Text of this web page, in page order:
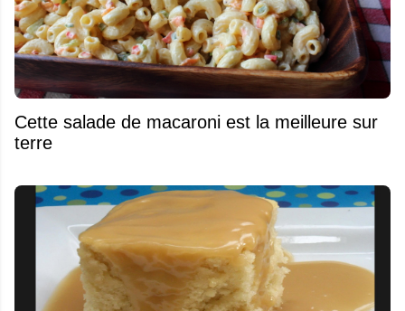
Cette salade de macaroni est la meilleure sur
terre